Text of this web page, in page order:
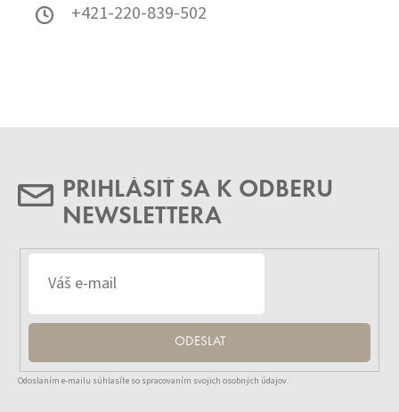
+421-220-839-502
PRIHLÁSIŤ SA K ODBERU
NEWSLETTERA
ODESLAT
Odoslaním e-mailu súhlasíte so spracovaním svojich osobných údajov.